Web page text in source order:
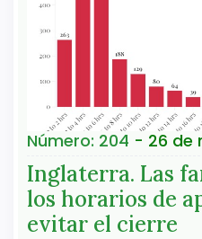
Número: 204 - 26 de
Inglaterra. Las
los horarios de
evitar el cierre